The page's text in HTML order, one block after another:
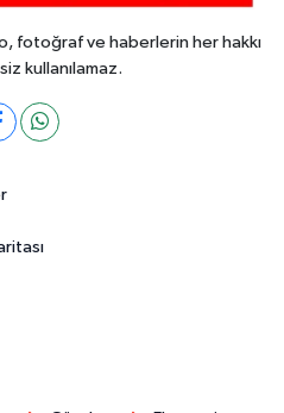
fotoğraf ve haberlerin her hakkı
kullanılamaz.